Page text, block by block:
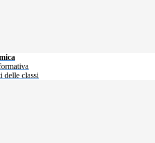
delle classi